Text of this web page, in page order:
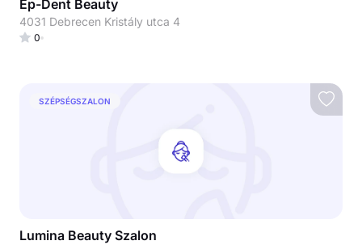
Ép-Dent Beauty
4031 Debrecen Kristály utca 4
0
SZÉPSÉGSZALON
Lumina Beauty Szalon